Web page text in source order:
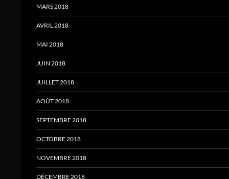
MARS 2018
AVRIL 2018
MAI 2018
JUIN 2018
JUILLET 2018
AOÛT 2018
SEPTEMBRE 2018
OCTOBRE 2018
NOVEMBRE 2018
DÉCEMBRE 2018